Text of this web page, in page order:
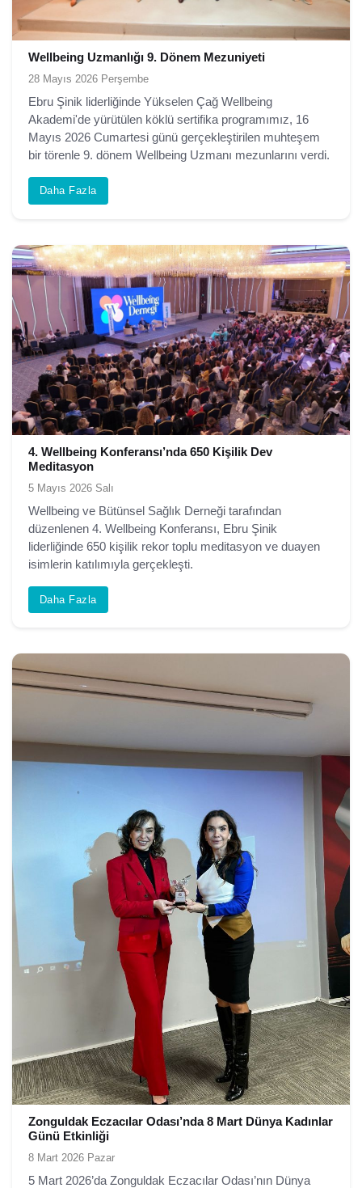
Wellbeing Uzmanlığı 9. Dönem Mezuniyeti
28 Mayıs 2026 Perşembe
Ebru Şinik liderliğinde Yükselen Çağ Wellbeing
Akademi'de yürütülen köklü sertifika programımız, 16
Mayıs 2026 Cumartesi günü gerçekleştirilen muhteşem
bir törenle 9. dönem Wellbeing Uzmanı mezunlarını verdi.
Daha Fazla
4. Wellbeing Konferansı’nda 650 Kişilik Dev
Meditasyon
5 Mayıs 2026 Salı
Wellbeing ve Bütünsel Sağlık Derneği tarafından
düzenlenen 4. Wellbeing Konferansı, Ebru Şinik
liderliğinde 650 kişilik rekor toplu meditasyon ve duayen
isimlerin katılımıyla gerçekleşti.
Daha Fazla
Zonguldak Eczacılar Odası’nda 8 Mart Dünya Kadınlar
Günü Etkinliği
8 Mart 2026 Pazar
5 Mart 2026’da Zonguldak Eczacılar Odası’nın Dünya